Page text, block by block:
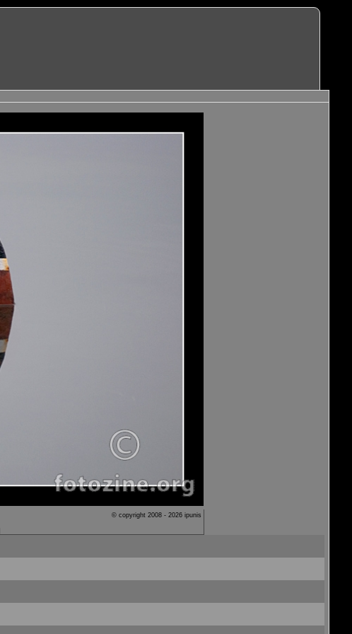
© copyright 2008 - 2026 ipunis